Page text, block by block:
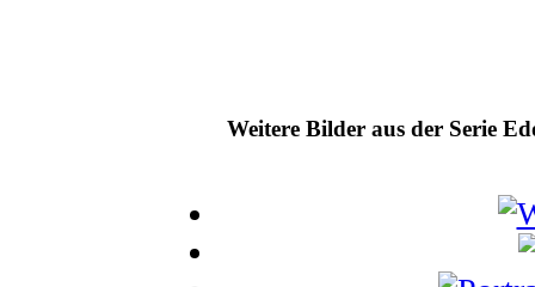
Weitere Bilder aus der Serie